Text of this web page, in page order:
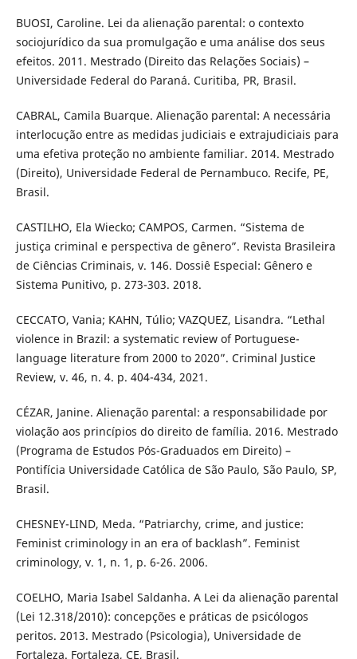
BUOSI, Caroline. Lei da alienação parental: o contexto
sociojurídico da sua promulgação e uma análise dos seus
efeitos. 2011. Mestrado (Direito das Relações Sociais) –
Universidade Federal do Paraná. Curitiba, PR, Brasil.
CABRAL, Camila Buarque. Alienação parental: A necessária
interlocução entre as medidas judiciais e extrajudiciais para
uma efetiva proteção no ambiente familiar. 2014. Mestrado
(Direito), Universidade Federal de Pernambuco. Recife, PE,
Brasil.
CASTILHO, Ela Wiecko; CAMPOS, Carmen. “Sistema de
justiça criminal e perspectiva de gênero”. Revista Brasileira
de Ciências Criminais, v. 146. Dossiê Especial: Gênero e
Sistema Punitivo, p. 273-303. 2018.
CECCATO, Vania; KAHN, Túlio; VAZQUEZ, Lisandra. “Lethal
violence in Brazil: a systematic review of Portuguese-
language literature from 2000 to 2020”. Criminal Justice
Review, v. 46, n. 4. p. 404-434, 2021.
CÉZAR, Janine. Alienação parental: a responsabilidade por
violação aos princípios do direito de família. 2016. Mestrado
(Programa de Estudos Pós-Graduados em Direito) –
Pontifícia Universidade Católica de São Paulo, São Paulo, SP,
Brasil.
CHESNEY-LIND, Meda. “Patriarchy, crime, and justice:
Feminist criminology in an era of backlash”. Feminist
criminology, v. 1, n. 1, p. 6-26. 2006.
COELHO, Maria Isabel Saldanha. A Lei da alienação parental
(Lei 12.318/2010): concepções e práticas de psicólogos
peritos. 2013. Mestrado (Psicologia), Universidade de
Fortaleza. Fortaleza, CE, Brasil.